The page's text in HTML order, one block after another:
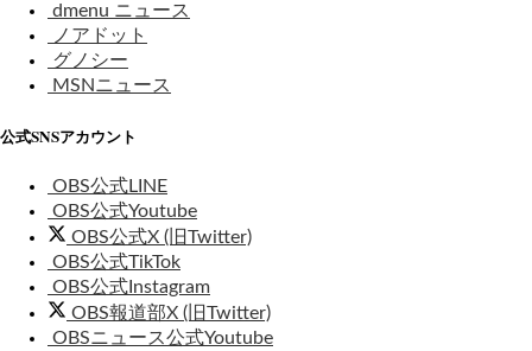
dmenu ニュース
ノアドット
グノシー
MSNニュース
公式SNSアカウント
OBS公式LINE
OBS公式Youtube
OBS公式X (旧Twitter)
OBS公式TikTok
OBS公式Instagram
OBS報道部X (旧Twitter)
OBSニュース公式Youtube